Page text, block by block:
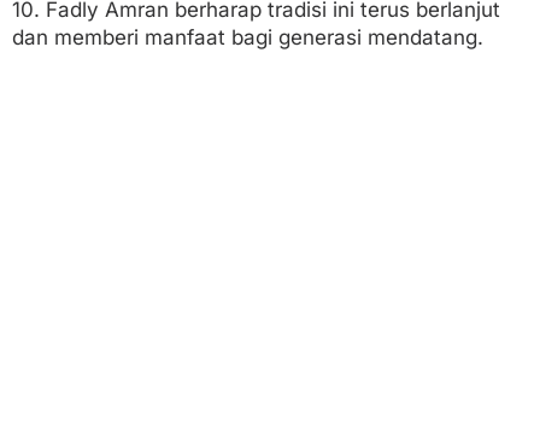
10. Fadly Amran berharap tradisi ini terus berlanjut
dan memberi manfaat bagi generasi mendatang.